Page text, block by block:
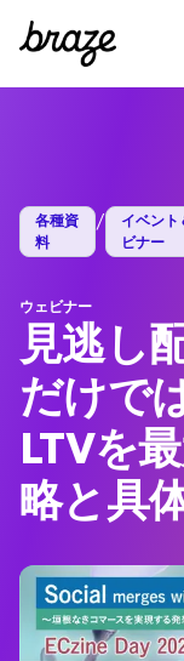
各種資
料
/
イベント
ビナー
ウェビナー
見逃し
だけで
LTVを
略と具